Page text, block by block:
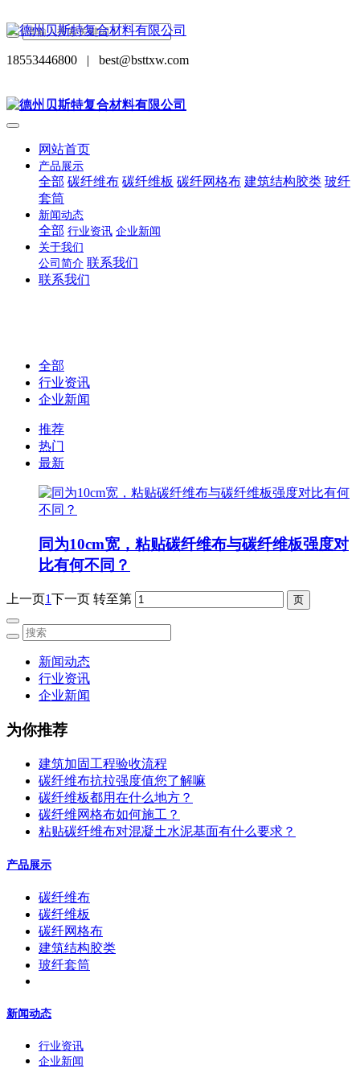
18553446800 | best@bsttxw.com
网站首页
产品展示
全部 碳纤维布 碳纤维板 碳纤网格布 建筑结构胶类 玻纤
套筒
新闻动态
全部 行业资讯 企业新闻
关于我们
公司简介 联系我们
联系我们
全部
行业资讯
企业新闻
推荐
热门
最新
同为10cm宽，粘贴碳纤维布与碳纤维板强度对
比有何不同？
上一页1下一页 转至第
新闻动态
行业资讯
企业新闻
为你推荐
建筑加固工程验收流程
碳纤维布抗拉强度值您了解嘛
碳纤维板都用在什么地方？
碳纤维网格布如何施工？
粘贴碳纤维布对混凝土水泥基面有什么要求？
产品展示
碳纤维布
碳纤维板
碳纤网格布
建筑结构胶类
玻纤套筒
新闻动态
行业资讯
企业新闻